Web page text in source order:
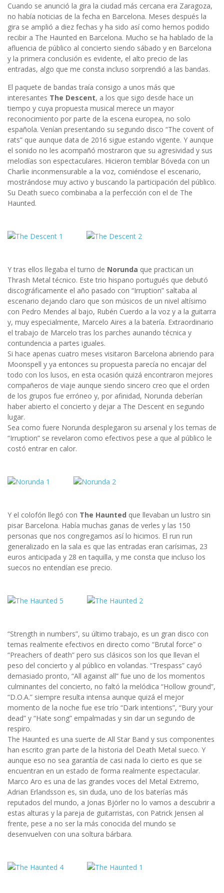
Cuando se anunció la gira la ciudad más cercana era Zaragoza,
no había noticias de la fecha en Barcelona. Meses después la
gira se amplió a diez fechas y ha sido así como hemos podido
recibir a The Haunted en Barcelona. Mucho se ha hablado de la
afluencia de público al concierto siendo sábado y en Barcelona
y la primera conclusión es evidente, el alto precio de las
entradas, algo que me consta incluso sorprendió a las bandas.
El paquete de bandas traía consigo a unos más que
interesantes The Descent, a los que sigo desde hace un
tiempo y cuya propuesta musical merece un mayor
reconocimiento por parte de la escena europea, no solo
española. Venían presentando su segundo disco “The covent of
rats” que aunque data de 2016 sigue estando vigente. Y aunque
el sonido no les acompañó mostraron que su agresividad y sus
melodías son espectaculares. Hicieron temblar Bóveda con un
Charlie inconmensurable a la voz, comiéndose el escenario,
mostrándose muy activo y buscando la participación del público.
Su Death sueco combinaba a la perfección con el de The
Haunted.
Y tras ellos llegaba el turno de Norunda que practican un
Thrash Metal técnico. Este trio hispano portugués que debutó
discográficamente el año pasado con “Irruption” saltaba al
escenario dejando claro que son músicos de un nivel altísimo
con Pedro Mendes al bajo, Rubén Cuerdo a la voz y a la guitarra
y, muy especialmente, Marcelo Aires a la batería. Extraordinario
el trabajo de Marcelo tras los parches aunando técnica y
contundencia a partes iguales.
Si hace apenas cuatro meses visitaron Barcelona abriendo para
Moonspell y ya entonces su propuesta parecía no encajar del
todo con los lusos, en esta ocasión quizá encontraron mejores
compañeros de viaje aunque siendo sincero creo que el orden
de los grupos fue erróneo y, por afinidad, Norunda deberían
haber abierto el concierto y dejar a The Descent en segundo
lugar.
Sea como fuere Norunda desplegaron su arsenal y los temas de
“Irruption” se revelaron como efectivos pese a que al público le
costó entrar en calor.
Y el colofón llegó con The Haunted que llevaban un lustro sin
pisar Barcelona. Había muchas ganas de verles y las 150
personas que nos congregamos así lo hicimos. El run run
generalizado en la sala es que las entradas eran carísimas, 23
euros anticipada y 28 en taquilla, y me consta que incluso los
suecos no entendían ese precio.
“Strength in numbers”, su último trabajo, es un gran disco con
temas realmente efectivos en directo como “Brutal force” o
“Preachers of death” pero sus clásicos son los que llevan el
peso del concierto y al público en volandas. “Trespass” cayó
demasiado pronto, “All against all” fue uno de los momentos
culminantes del concierto, no faltó la melódica “Hollow ground”,
“D.O.A.” siempre resulta intensa aunque quizá el mejor
momento de la noche fue ese trío “Dark intentions”, “Bury your
dead” y “Hate song” empalmadas y sin dar un segundo de
respiro.
The Haunted es una suerte de All Star Band y sus componentes
han escrito gran parte de la historia del Death Metal sueco. Y
aunque eso no sea garantía de casi nada lo cierto es que se
encuentran en un estado de forma realmente espectacular.
Marco Aro es una de las grandes voces del Metal Extremo,
Adrian Erlandsson es, sin duda, uno de los baterías más
reputados del mundo, a Jonas Björler no lo vamos a descubrir a
estas alturas y la pareja de guitarristas, con Patrick Jensen al
frente, pese a no ser la más conocida del mundo se
desenvuelven con una soltura bárbara.